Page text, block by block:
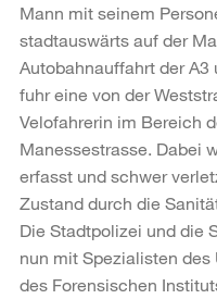
Mann mit seinem
stadtauswärts auf der
Autobahnauffahrt der
fuhr eine von der
Velofahrerin im Bereich
Manessestrasse. Dabei
erfasst und schwer
Zustand durch die
Die Stadtpolizei und die
nun mit Spezialisten
des Forensischen